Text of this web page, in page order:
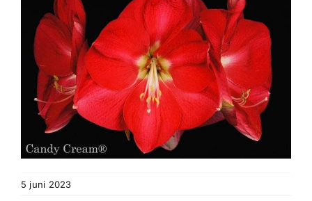
5 juni 2023